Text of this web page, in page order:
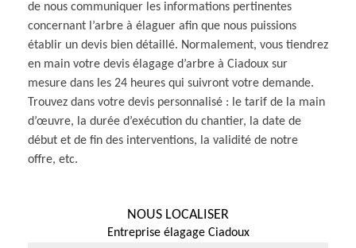
de nous communiquer les informations pertinentes
concernant l’arbre à élaguer afin que nous puissions
établir un devis bien détaillé. Normalement, vous tiendrez
en main votre devis élagage d’arbre à Ciadoux sur
mesure dans les 24 heures qui suivront votre demande.
Trouvez dans votre devis personnalisé : le tarif de la main
d’œuvre, la durée d’exécution du chantier, la date de
début et de fin des interventions, la validité de notre
offre, etc.
NOUS LOCALISER
Entreprise élagage Ciadoux